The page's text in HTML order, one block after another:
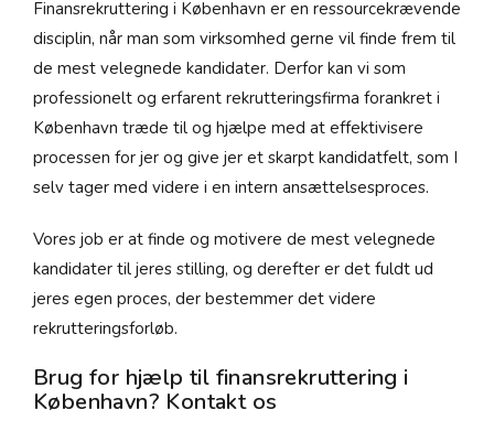
Finansrekruttering i København er en ressourcekrævende
disciplin, når man som virksomhed gerne vil finde frem til
de mest velegnede kandidater. Derfor kan vi som
professionelt og erfarent rekrutteringsfirma forankret i
København træde til og hjælpe med at effektivisere
processen for jer og give jer et skarpt kandidatfelt, som I
selv tager med videre i en intern ansættelsesproces.
Vores job er at finde og motivere de mest velegnede
kandidater til jeres stilling, og derefter er det fuldt ud
jeres egen proces, der bestemmer det videre
rekrutteringsforløb.
Brug for hjælp til finansrekruttering i
København? Kontakt os